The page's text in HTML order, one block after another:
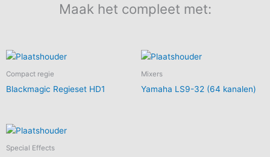
Maak het compleet met:
Compact regie
Blackmagic Regieset HD1
Mixers
Yamaha LS9-32 (64 kanalen)
Special Effects